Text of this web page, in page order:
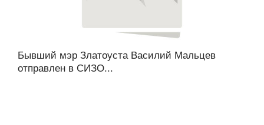
Бывший мэр Златоуста Василий Мальцев
отправлен в СИЗО...